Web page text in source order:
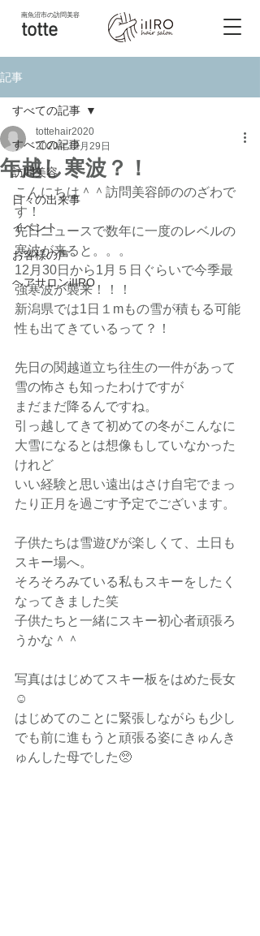
南魚沼市の訪問美容
totte
記事
すべての記事
訪問美容
日々の出来事
イベント
お客様の声
ヘアサロンiIIRO
すべての記事
年越し寒波？！
tottehair2020
2020年12月29日
こんにちは＾＾訪問美容師ののざわで
す！
先日ニュースで数年に一度のレベルの
寒波が来ると。。。
12月30日から1月５日ぐらいで今季最
強寒波が襲来！！！
新潟県では1日１mもの雪が積もる可能
性も出てきているって？！
先日の関越道立ち往生の一件があって
雪の怖さも知ったわけですが
まだまだ降るんですね。
引っ越してきて初めての冬がこんなに
大雪になるとは想像もしていなかった
けれど
いい経験と思い遠出はさけ自宅でまっ
たり正月を過ごす予定でございます。
子供たちは雪遊びが楽しくて、土日も
スキー場へ。
そろそろみている私もスキーをしたく
なってきました笑
子供たちと一緒にスキー初心者頑張ろ
うかな＾＾
写真ははじめてスキー板をはめた長女
☺
はじめてのことに緊張しながらも少し
でも前に進もうと頑張る姿にきゅんき
ゅんした母でした🥺